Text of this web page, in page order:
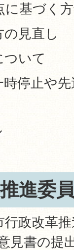
に基づく
の見直し
ついて
時停止や
進委
政改革
見書の提